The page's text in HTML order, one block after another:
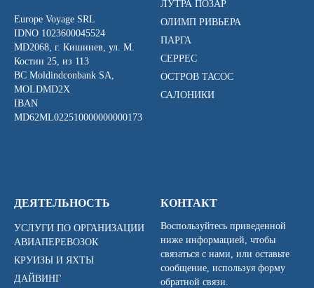
Europe Voyage SRL
IDNO 1023600045524
MD2068, г. Кишинев, ул. М.
Костин 25, из 113
BC Moldindconbank SA,
MOLDMD2X
IBAN
MD62ML022510000000000173
ЛУТРА ПОЗАР
ОЛИМП РИВЬЕРА
ПАРГА
СЕРРЕС
ОСТРОВ ТАСОС
САЛОНИКИ
ДЕЯТЕЛЬНОСТЬ
УСЛУГИ ПО ОРГАНИЗАЦИИ
АВИАПЕРЕВОЗОК
КРУИЗЫ И ЯХТЫ
ДАЙВИНГ
КОНТАКТ
Воспользуйтесь приведенной
ниже информацией, чтобы
связаться с нами, или оставьте
сообщение, используя форму
обратной связи.